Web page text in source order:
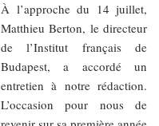
À l’approche du 14 juillet,
Matthieu Berton, le directeur
de l’Institut français de
Budapest, a accordé un
entretien à notre rédaction.
L’occasion pour nous de